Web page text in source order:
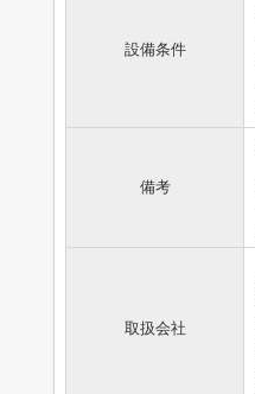
設備条件
備考
取扱会社